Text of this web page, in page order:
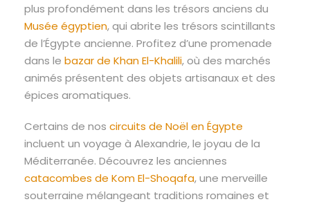
plus profondément dans les trésors anciens du
Musée égyptien, qui abrite les trésors scintillants
de l’Égypte ancienne. Profitez d’une promenade
dans le bazar de Khan El-Khalili, où des marchés
animés présentent des objets artisanaux et des
épices aromatiques.
Certains de nos circuits de Noël en Égypte
incluent un voyage à Alexandrie, le joyau de la
Méditerranée. Découvrez les anciennes
catacombes de Kom El-Shoqafa, une merveille
souterraine mélangeant traditions romaines et